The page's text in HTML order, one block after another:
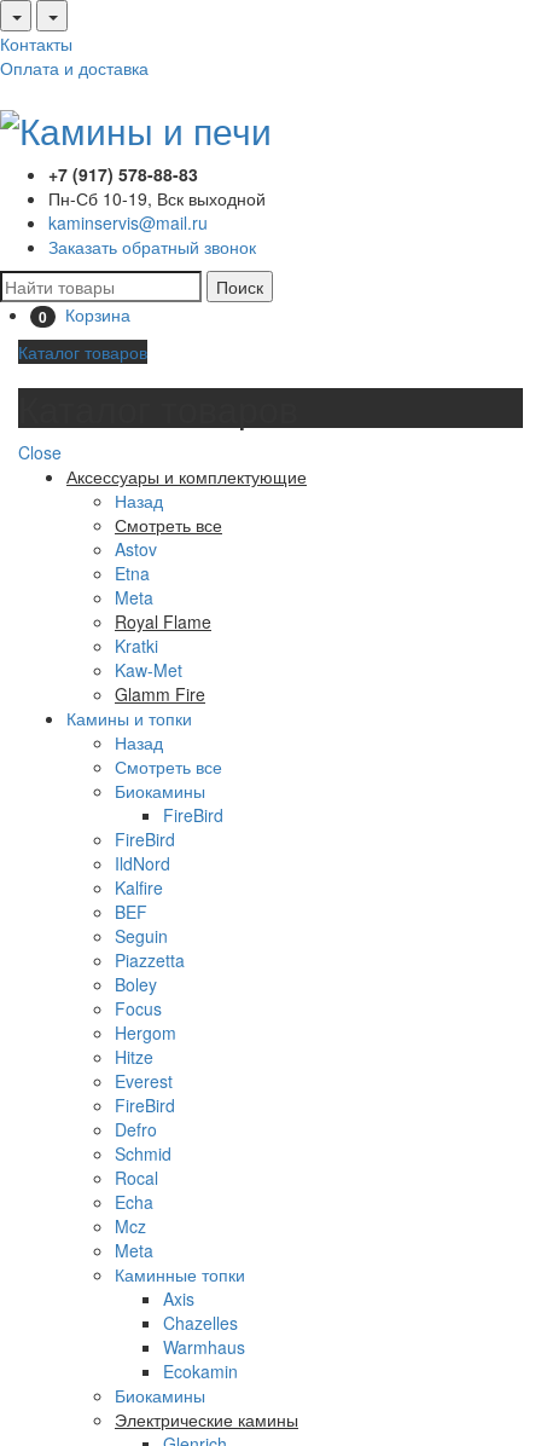
Контакты
Оплата и доставка
+7 (917) 578-88-83
Пн-Сб 10-19, Вск выходной
kaminservis@mail.ru
Заказать обратный звонок
Поиск
0
Корзина
Каталог товаров
Close
Аксессуары и комплектующие
Назад
Смотреть все
Astov
Etna
Meta
Royal Flame
Kratki
Kaw-Met
Glamm Fire
Камины и топки
Назад
Смотреть все
Биокамины
FireBird
FireBird
IldNord
Kalfire
BEF
Seguin
Piazzetta
Boley
Focus
Hergom
Hitze
Everest
FireBird
Defro
Schmid
Rocal
Echa
Mcz
Meta
Каминные топки
Axis
Chazelles
Warmhaus
Ecokamin
Биокамины
Электрические камины